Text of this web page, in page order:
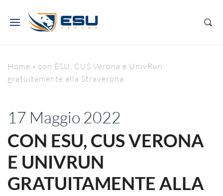
Home » con ESU, CUS Verona e UnivRun
gratuitamente alla Straverona
17 Maggio 2022
CON ESU, CUS VERONA
E UNIVRUN
GRATUITAMENTE ALLA